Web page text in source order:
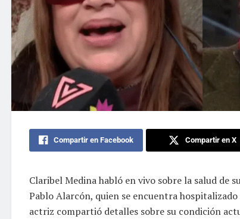
Compartir en Facebook Compartir en X
Claribel Medina habló en vivo sobre la salud de
Pablo Alarcón, quien se encuentra
actriz compartió detalles sobre su condición